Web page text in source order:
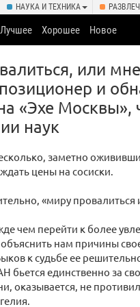
НАУКА И ТЕХНИКА
Лучшее Хорошее Новое
или
и
«Эхе Москвы»,
наук
заметно
цены на сосиски.
«миру
чем перейти к более
нам причины
к судьбе ее
бьется единственно за
оказывается, не